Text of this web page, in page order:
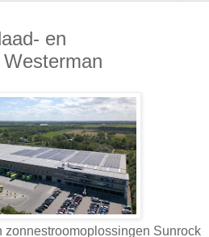
en
zonnestroomoplossingen Sunrock